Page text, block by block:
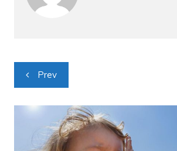
Navigacija
objava
Prev